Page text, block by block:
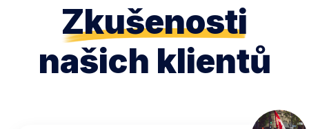
Zkušenosti
našich klientů